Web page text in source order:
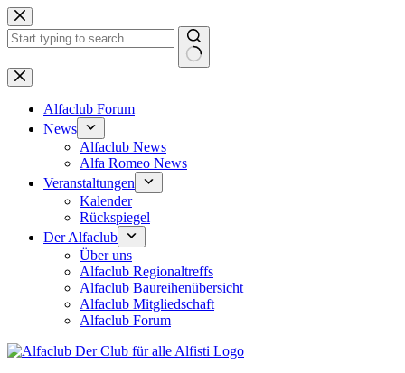
Zum
Inhalt
springen
Keine
Ergebnisse
Alfaclub Forum
News
Alfaclub News
Alfa Romeo News
Veranstaltungen
Kalender
Rückspiegel
Der Alfaclub
Über uns
Alfaclub Regionaltreffs
Alfaclub Baureihenübersicht
Alfaclub Mitgliedschaft
Alfaclub Forum